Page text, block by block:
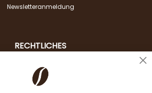
Newsletteranmeldung
RECHTLICHES
Liefer- & Versandkosten